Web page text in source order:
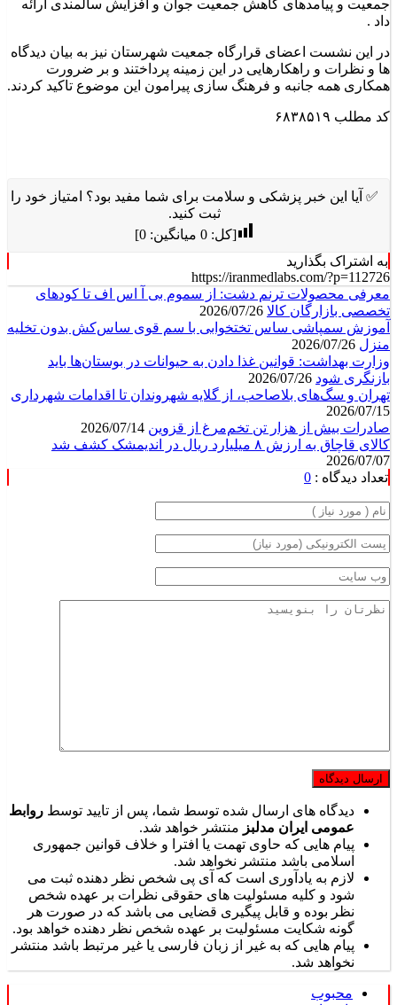
جمعیت و پیامدهای کاهش جمعیت جوان و افزایش سالمندی ارائه
داد .
در این نشست اعضای قرارگاه جمعیت شهرستان نیز به بیان دیدگاه
ها و نظرات و راهکارهایی در این زمینه پرداختند و بر ضرورت
همکاری همه جانبه و فرهنگ سازی پیرامون این موضوع تاکید کردند.
کد مطلب ۶۸۳۸۵۱۹
✅ آیا این خبر پزشکی و سلامت برای شما مفید بود؟ امتیاز خود را
ثبت کنید.
[کل:0 میانگین:0
]
به اشتراک بگذارید
https://iranmedlabs.com/?p=112726
معرفی محصولات ترنم دشت: از سموم بی آ اس اف تا کودهای
تخصصی بازارگان کالا
آموزش سمپاشی ساس تختخوابی با سم قوی ساس‌کش بدون تخلیه
منزل
وزارت بهداشت: قوانین غذا دادن به حیوانات در بوستان‌ها باید
بازنگری شود
تهران و سگ‌های بلاصاحب، از گلایه شهروندان تا اقدامات شهرداری
2026/07/15
صادرات بیش از هزار تن تخم‌مرغ از قزوین
کالای قاچاق به ارزش ۸ میلیارد ریال در اندیمشک کشف شد
2026/07/07
تعداد دیدگاه : 0
دیدگاه های ارسال شده توسط شما، پس از تایید توسط روابط
عمومی ایران مدلبز منتشر خواهد شد.
پیام هایی که حاوی تهمت یا افترا و خلاف قوانین جمهوری
اسلامی باشد منتشر نخواهد شد.
لازم به یادآوری است که آی پی شخص نظر دهنده ثبت می
شود و کلیه مسئولیت های حقوقی نظرات بر عهده شخص
نظر بوده و قابل پیگیری قضایی می باشد که در صورت هر
گونه شکایت مسئولیت بر عهده شخص نظر دهنده خواهد بود.
پیام هایی که به غیر از زبان فارسی یا غیر مرتبط باشد منتشر
نخواهد شد.
محبوب